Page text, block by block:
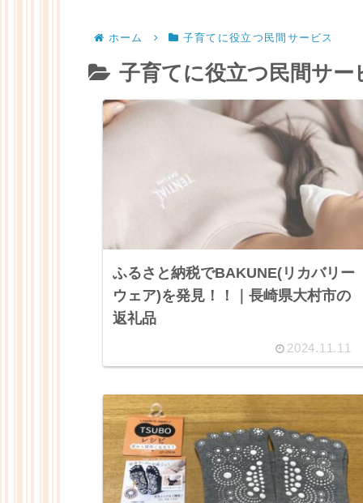
ホーム 子育てに役立つ民間サービス
子育てに役立つ民間サー
ふるさと納税でBAKUNE(リカバリー
ウェア)を発見！！｜長崎県大村市の
返礼品
2024.11.11